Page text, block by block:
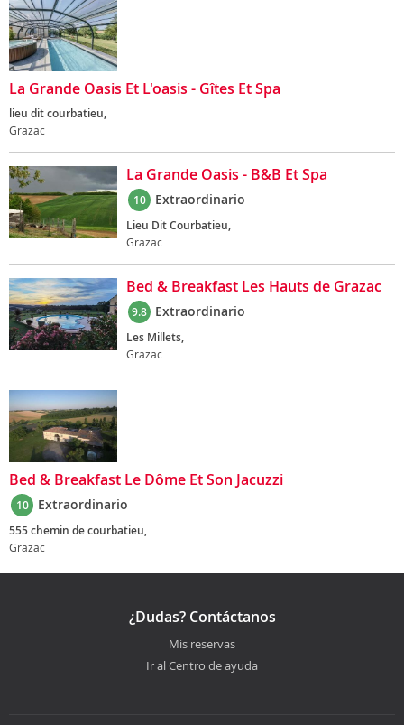
La Grande Oasis Et L'oasis - Gîtes Et Spa
lieu dit courbatieu,
Grazac
La Grande Oasis - B&B Et Spa
10 Extraordinario
Lieu Dit Courbatieu,
Grazac
Bed & Breakfast Les Hauts de Grazac
9.8 Extraordinario
Les Millets,
Grazac
Bed & Breakfast Le Dôme Et Son Jacuzzi
10 Extraordinario
555 chemin de courbatieu,
Grazac
¿Dudas? Contáctanos
Mis reservas
Ir al Centro de ayuda